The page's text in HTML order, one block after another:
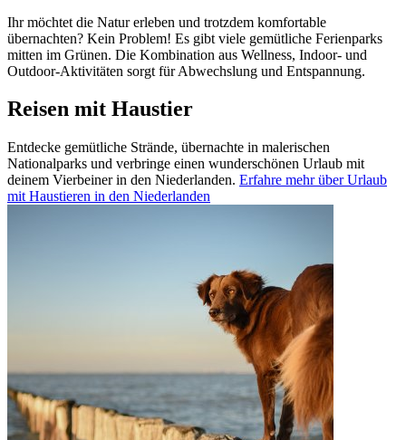
Ihr möchtet die Natur erleben und trotzdem komfortable
übernachten? Kein Problem! Es gibt viele gemütliche Ferienparks
mitten im Grünen. Die Kombination aus Wellness, Indoor- und
Outdoor-Aktivitäten sorgt für Abwechslung und Entspannung.
Reisen mit Haustier
Entdecke gemütliche Strände, übernachte in malerischen
Nationalparks und verbringe einen wunderschönen Urlaub mit
deinem Vierbeiner in den Niederlanden. Erfahre mehr über Urlaub
mit Haustieren in den Niederlanden